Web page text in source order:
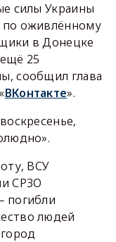
силы Украины
по оживлённому
в Донецке
25
сообщил глава
ВКонтакте».
ВСУ
СРЗО
погибли
людей